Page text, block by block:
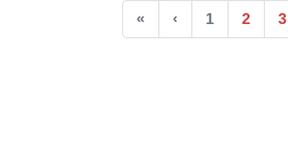
« ‹ 1 2 3